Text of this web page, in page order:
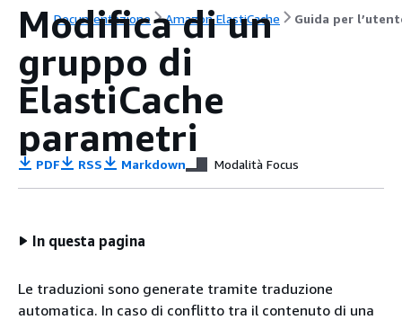
Documentazione Amazon ElastiCache Guida per
Modifica di un
gruppo di
ElastiCache
parametri
PDF RSS Markdown Modalità Focus
In questa pagina
Le traduzioni sono generate tramite traduzione
automatica. In caso di conflitto tra il contenuto di una